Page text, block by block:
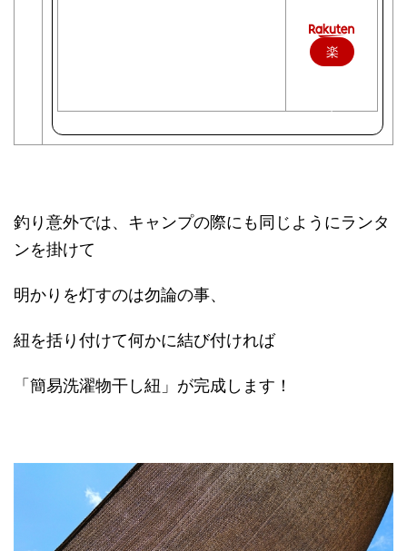
楽
で
購
釣り意外では、キャンプの際にも同じようにランタ
ンを掛けて
明かりを灯すのは勿論の事、
紐を括り付けて何かに結び付ければ
「簡易洗濯物干し紐」が完成します！